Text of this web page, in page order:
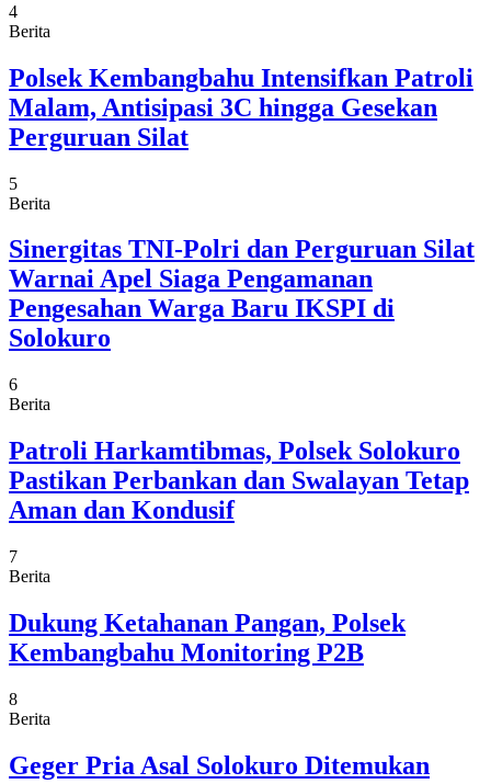
4
Berita
Polsek Kembangbahu Intensifkan Patroli
Malam, Antisipasi 3C hingga Gesekan
Perguruan Silat
5
Berita
Sinergitas TNI-Polri dan Perguruan Silat
Warnai Apel Siaga Pengamanan
Pengesahan Warga Baru IKSPI di
Solokuro
6
Berita
Patroli Harkamtibmas, Polsek Solokuro
Pastikan Perbankan dan Swalayan Tetap
Aman dan Kondusif
7
Berita
Dukung Ketahanan Pangan, Polsek
Kembangbahu Monitoring P2B
8
Berita
Geger Pria Asal Solokuro Ditemukan